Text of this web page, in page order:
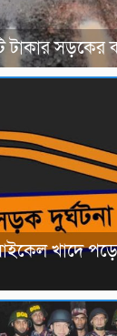
টাকার সড়কের
খাদে